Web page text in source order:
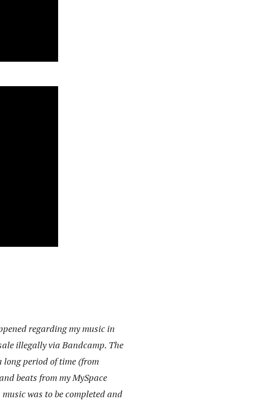
regarding my music in
illegally via Bandcamp. The
period of time (from
beats from my MySpace
was to be completed and